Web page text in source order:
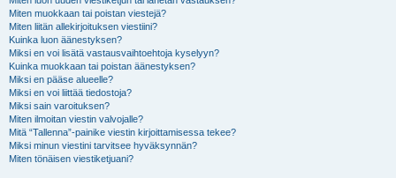
Miten muokkaan tai poistan viestejä?
Miten liitän allekirjoituksen viestiini?
Kuinka luon äänestyksen?
Miksi en voi lisätä vastausvaihtoehtoja kyselyyn?
Kuinka muokkaan tai poistan äänestyksen?
Miksi en pääse alueelle?
Miksi en voi liittää tiedostoja?
Miksi sain varoituksen?
Miten ilmoitan viestin valvojalle?
Mitä “Tallenna”-painike viestin kirjoittamisessa tekee?
Miksi minun viestini tarvitsee hyväksynnän?
Miten tönäisen viestiketjuani?